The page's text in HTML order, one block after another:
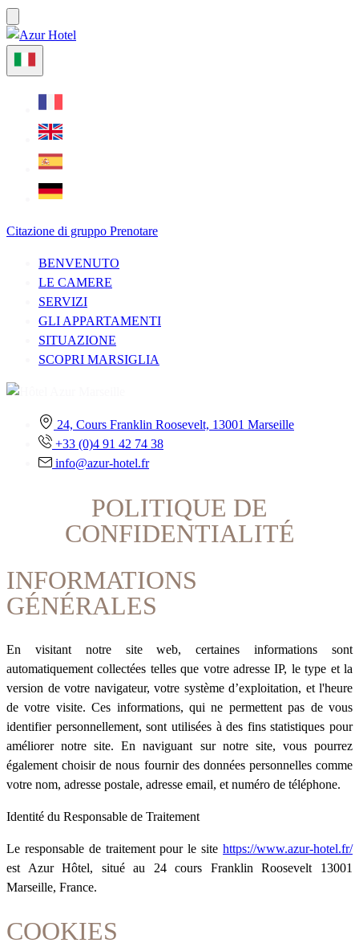
Citazione di gruppo Prenotare
BENVENUTO
LE CAMERE
SERVIZI
GLI APPARTAMENTI
SITUAZIONE
SCOPRI MARSIGLIA
24, Cours Franklin Roosevelt, 13001 Marseille
+33 (0)4 91 42 74 38
info@azur-hotel.fr
POLITIQUE DE
CONFIDENTIALITÉ
INFORMATIONS
GÉNÉRALES
En visitant notre site web, certaines informations sont
automatiquement collectées telles que votre adresse IP, le type et la
version de votre navigateur, votre système d’exploitation, et l'heure
de votre visite. Ces informations, qui ne permettent pas de vous
identifier personnellement, sont utilisées à des fins statistiques pour
améliorer notre site. En naviguant sur notre site, vous pourrez
également choisir de nous fournir des données personnelles comme
votre nom, adresse postale, adresse email, et numéro de téléphone.
Identité du Responsable de Traitement
Le responsable de traitement pour le site https://www.azur-hotel.fr/
est Azur Hôtel, situé au 24 cours Franklin Roosevelt 13001
Marseille, France.
COOKIES